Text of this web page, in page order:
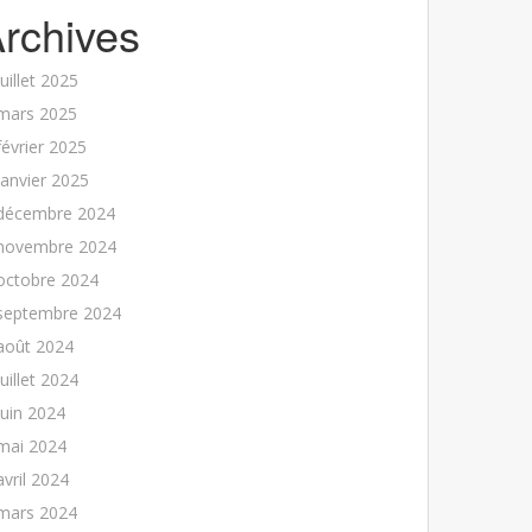
2025
2025
2025
2025
2024
2024
2024
2024
2024
2024
2024
2024
2024
2024